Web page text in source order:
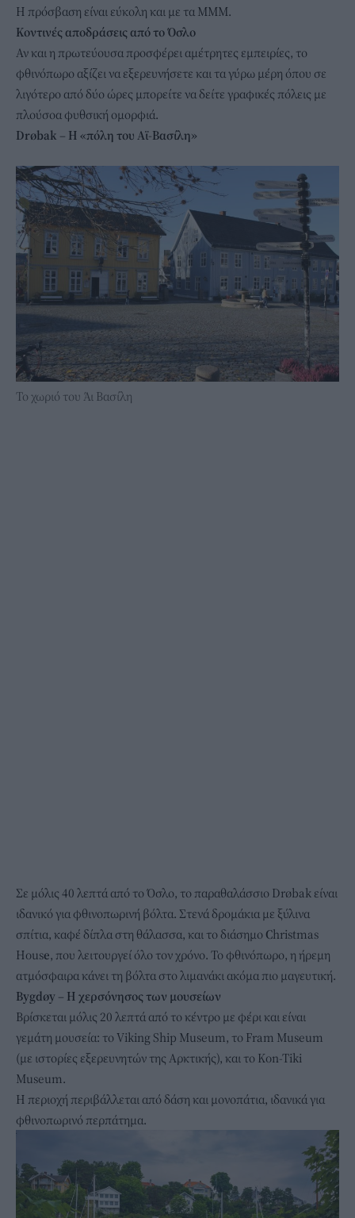
Η πρόσβαση είναι εύκολη και με τα ΜΜΜ.
Κοντινές αποδράσεις από το Όσλο
Αν και η πρωτεύουσα προσφέρει αμέτρητες εμπειρίες, το
φθινόπωρο αξίζει να εξερευνήσετε και τα γύρω μέρη όπου σε
λιγότερο από δύο ώρες μπορείτε να δείτε γραφικές πόλεις με
πλούσοα φυθσική ομορφιά.
Drøbak – Η «πόλη του Αϊ-Βασίλη»
Το χωριό του Άι Βασίλη
Σε μόλις 40 λεπτά από το Όσλο, το παραθαλάσσιο Drøbak είναι
ιδανικό για φθινοπωρινή βόλτα. Στενά δρομάκια με ξύλινα
σπίτια, καφέ δίπλα στη θάλασσα, και το διάσημο Christmas
House, που λειτουργεί όλο τον χρόνο. Το φθινόπωρο, η ήρεμη
ατμόσφαιρα κάνει τη βόλτα στο λιμανάκι ακόμα πιο μαγευτική.
Bygdøy – Η χερσόνησος των μουσείων
Βρίσκεται μόλις 20 λεπτά από το κέντρο με φέρι και είναι
γεμάτη μουσεία: το Viking Ship Museum, το Fram Museum
(με ιστορίες εξερευνητών της Αρκτικής), και το Kon-Tiki
Museum.
Η περιοχή περιβάλλεται από δάση και μονοπάτια, ιδανικά για
φθινοπωρινό περπάτημα.